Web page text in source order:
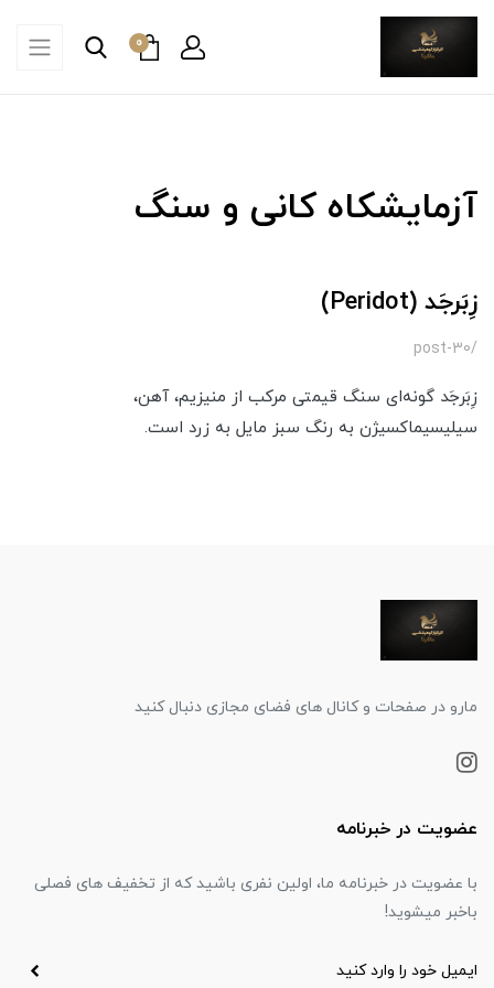
0
آزمایشکاه کانی و سنگ
زِبَرجَد (Peridot)
/post-30
زِبَرجَد گونه‌ای سنگ قیمتی مرکب از منیزیم، آهن،
سیلیسیماکسیژن به رنگ سبز مایل به زرد است.
مارو در صفحات و کانال های فضای مجازی دنبال کنید
عضویت در خبرنامه
با عضویت در خبرنامه ما، اولین نفری باشید که از تخفیف های فصلی
باخبر میشوید!